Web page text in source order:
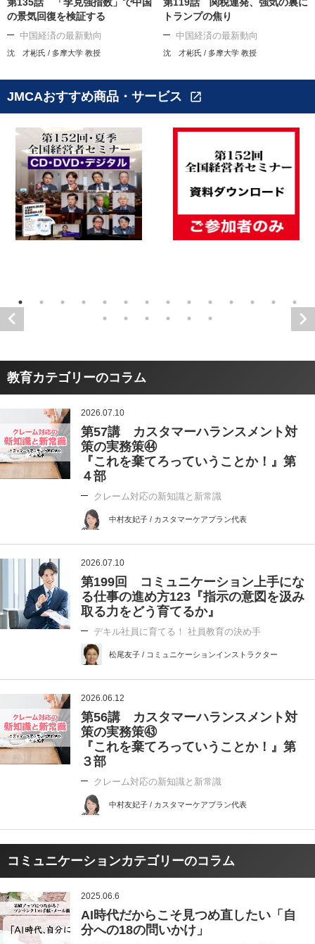
第135話 「李克強指数」で中国
の景気回復を検証する
中国経済の最新動向
沈 才彬氏 / 多摩大学 教授
第119話 関税連発、強気の裏に
トランプの焦り
中国経済の最新動向
沈 才彬氏 / 多摩大学 教授
JMCAおすすめ商品・サービス open_in_new
教育カテゴリーのコラム
2026.07.10
第57講 カスタマーハランスメント対
策の実務策㊹
『これを棄てろっていうことか！』第
４部
クレーム対応の新知識と新常識
中村友妃子 / カスタマーケアプラン代表
2026.07.10
第199回 コミュニケーション上手にな
る仕事の進め方123『指示の意図を汲み
取る力をどう育てるか』
デキル社員に育てる！ 社員教育の決め手
松尾友子 / コミュニケーションインストラクター
2026.06.12
第56講 カスタマーハランスメント対
策の実務策㊸
『これを棄てろっていうことか！』第
３部
クレーム対応の新知識と新常識
中村友妃子 / カスタマーケアプラン代表
コミュニケーションカテゴリーのコラム
2025.06.6
AI時代だからこそ見つめ直したい「自
分への18の問いかけ」